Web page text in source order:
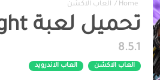
Home
/ العاب الاكشن
تحميل لعبة MARVEL Future Fight مهكرة 2026 اخر اصدار
8.5.1
العاب الاكشن العاب الاندرويد